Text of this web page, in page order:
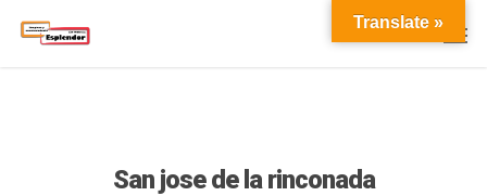
San jose de la rinconada
Translate »